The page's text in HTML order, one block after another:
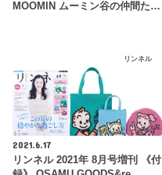
MOOMIN ムーミン谷の仲間た…
リンネル
2021.6.17
リンネル 2021年 8月号増刊 《付